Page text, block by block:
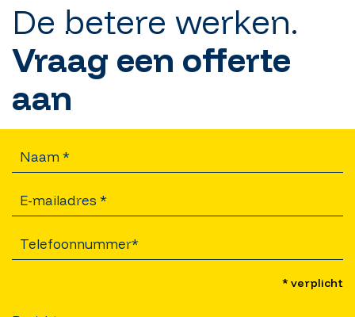
De betere werken.
Vraag een offerte
aan
* verplicht